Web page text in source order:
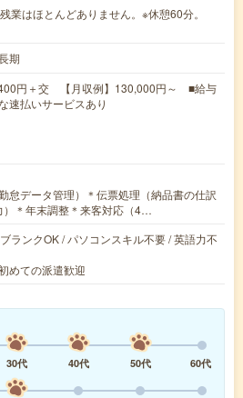
業はほとんどありません。※休憩60分。
期
円＋交 【月収例】130,000円～ ■給与
速払いサービスあり
怠データ管理）＊伝票処理（納品書の仕訳
）＊年末調整＊来客対応（4…
ランクOK / パソコンスキル不要 / 英語力不
めての派遣歓迎
30代 40代 50代
60代